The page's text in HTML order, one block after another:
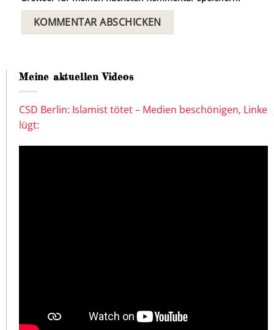
Meine aktuellen Videos
CSD Berlin: Islamist tötet – Medien beschönigen, Linke
lügt: